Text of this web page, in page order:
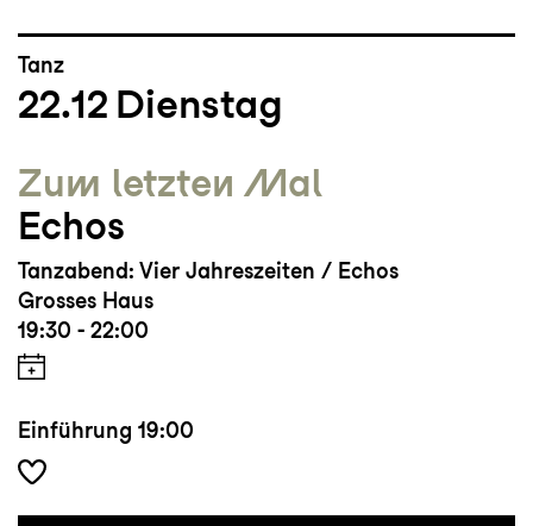
Tanz
22.12 Dienstag
Zum letzten Mal
Echos
Tanzabend: Vier Jahreszeiten / Echos
Grosses Haus
19:30 - 22:00
Einführung 19:00